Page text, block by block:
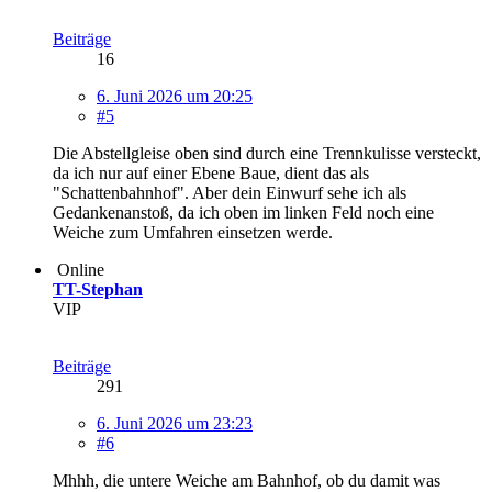
Beiträge
16
6. Juni 2026 um 20:25
#5
Die Abstellgleise oben sind durch eine Trennkulisse versteckt,
da ich nur auf einer Ebene Baue, dient das als
"Schattenbahnhof". Aber dein Einwurf sehe ich als
Gedankenanstoß, da ich oben im linken Feld noch eine
Weiche zum Umfahren einsetzen werde.
Online
TT-Stephan
VIP
Beiträge
291
6. Juni 2026 um 23:23
#6
Mhhh, die untere Weiche am Bahnhof, ob du damit was